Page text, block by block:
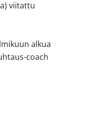
viitattu
alkua
coach